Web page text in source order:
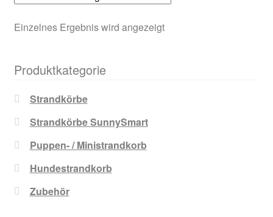
Einzelnes Ergebnis wird angezeigt
Produktkategorie
Strandkörbe
Strandkörbe SunnySmart
Puppen- / Ministrandkorb
Hundestrandkorb
Zubehör